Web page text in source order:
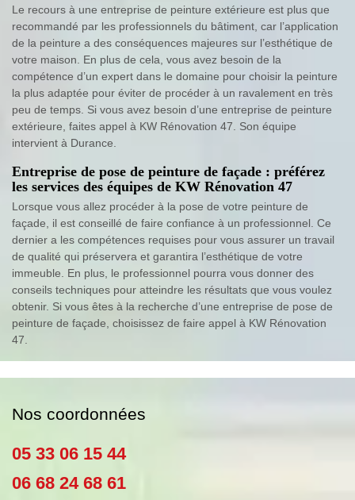
Le recours à une entreprise de peinture extérieure est plus que
recommandé par les professionnels du bâtiment, car l’application
de la peinture a des conséquences majeures sur l’esthétique de
votre maison. En plus de cela, vous avez besoin de la
compétence d’un expert dans le domaine pour choisir la peinture
la plus adaptée pour éviter de procéder à un ravalement en très
peu de temps. Si vous avez besoin d’une entreprise de peinture
extérieure, faites appel à KW Rénovation 47. Son équipe
intervient à Durance.
Entreprise de pose de peinture de façade : préférez
les services des équipes de KW Rénovation 47
Lorsque vous allez procéder à la pose de votre peinture de
façade, il est conseillé de faire confiance à un professionnel. Ce
dernier a les compétences requises pour vous assurer un travail
de qualité qui préservera et garantira l’esthétique de votre
immeuble. En plus, le professionnel pourra vous donner des
conseils techniques pour atteindre les résultats que vous voulez
obtenir. Si vous êtes à la recherche d’une entreprise de pose de
peinture de façade, choisissez de faire appel à KW Rénovation
47.
Nos coordonnées
05 33 06 15 44
06 68 24 68 61